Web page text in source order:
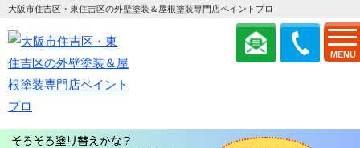
MENU
大阪市住吉区・東住吉区の外壁塗装＆屋根塗装専門店ペイントプロ